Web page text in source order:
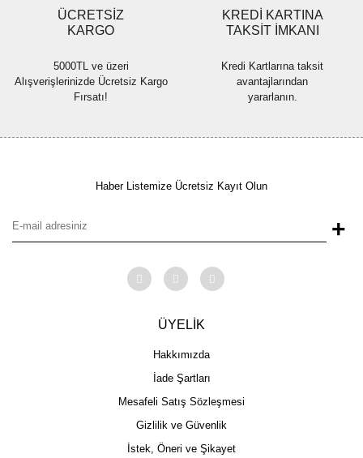
ÜCRETSİZ
KARGO
5000TL ve üzeri
Alışverişlerinizde Ücretsiz Kargo
Fırsatı!
KREDİ KARTINA
TAKSİT İMKANI
Kredi Kartlarına taksit
avantajlarından
yararlanın.
Haber Listemize Ücretsiz Kayıt Olun
+
ÜYELİK
Hakkımızda
İade Şartları
Mesafeli Satış Sözleşmesi
Gizlilik ve Güvenlik
İstek, Öneri ve Şikayet